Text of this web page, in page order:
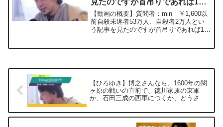
分もすれば既遂できそうに感じる
のですが何故失敗している方が多
いのでしょうかーひろゆき切り抜
【動画の概要】質問者：min ￥1,600以
前自殺未遂者53万人、自殺者2万人とい
う記事を見たのですが首吊りであれば15
【ひろゆき】博之さんなら、1600年の関
ヶ原の戦いの直前で、徳川家康の東軍
か、石田三成の西軍につくか、どうされ
20250705